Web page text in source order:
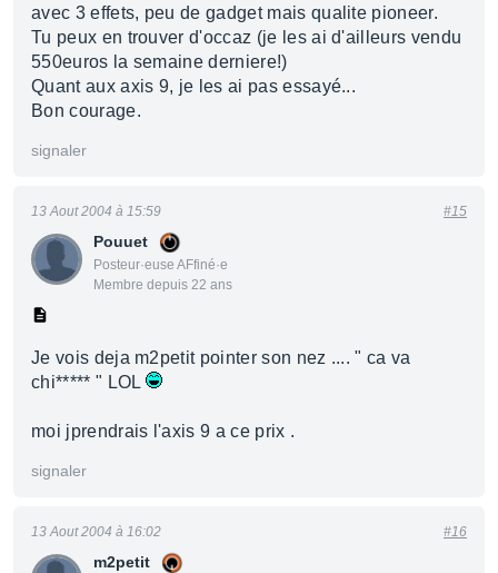
avec 3 effets, peu de gadget mais qualite pioneer.
Tu peux en trouver d'occaz (je les ai d'ailleurs vendu
550euros la semaine derniere!)
Quant aux axis 9, je les ai pas essayé...
Bon courage.
signaler
Pouuet
Posteur·euse AFfiné·e
Membre depuis 22 ans
13 Aout 2004 à 15:59 #15
Je vois deja m2petit pointer son nez .... " ca va
chi***** " LOL
moi jprendrais l'axis 9 a ce prix .
signaler
m2petit
13 Aout 2004 à 16:02 #16